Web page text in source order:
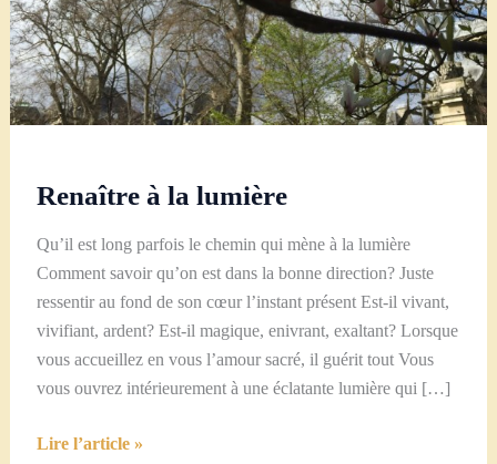
Renaître à la lumière
Qu’il est long parfois le chemin qui mène à la lumière
Comment savoir qu’on est dans la bonne direction? Juste
ressentir au fond de son cœur l’instant présent Est-il vivant,
vivifiant, ardent? Est-il magique, enivrant, exaltant? Lorsque
vous accueillez en vous l’amour sacré, il guérit tout Vous
vous ouvrez intérieurement à une éclatante lumière qui […]
Renaître
Lire l’article »